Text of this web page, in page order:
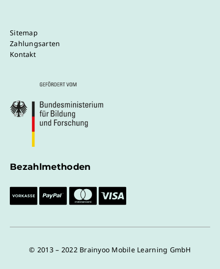
Sitemap
Zahlungsarten
Kontakt
Bezahlmethoden
© 2013 – 2022 Brainyoo Mobile Learning GmbH